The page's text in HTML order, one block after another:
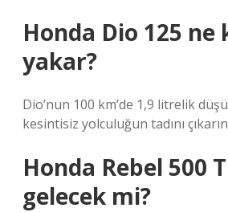
Honda Dio 125 ne
yakar?
Dio’nun 100 km’de 1,9 litrelik
kesintisiz yolculuğun tadını
Honda Rebel 500
gelecek mi?